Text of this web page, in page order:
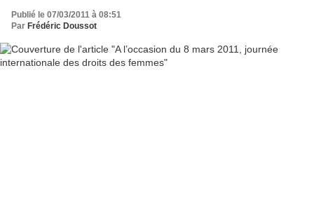
Publié le 07/03/2011 à 08:51
Par Frédéric Doussot